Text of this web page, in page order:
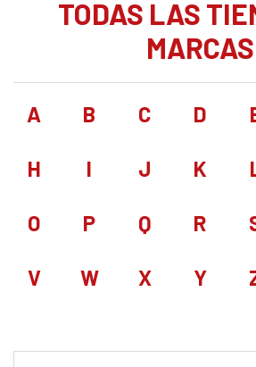
TODAS LAS
MARCAS
A B C D
H I J K
O P Q R
V W X Y